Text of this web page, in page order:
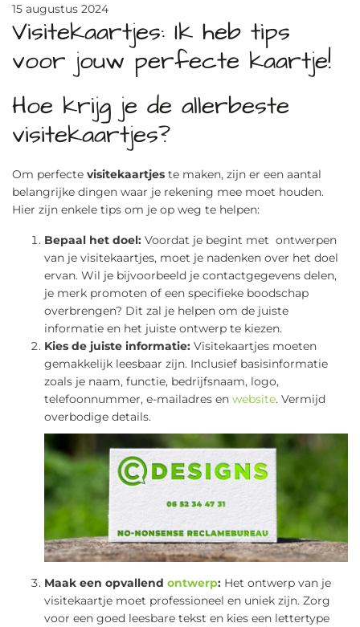
15 augustus 2024
Visitekaartjes: Ik heb tips
voor jouw perfecte kaartje!
Hoe krijg je de allerbeste
visitekaartjes?
Om perfecte visitekaartjes te maken, zijn er een aantal
belangrijke dingen waar je rekening mee moet houden.
Hier zijn enkele tips om je op weg te helpen:
Bepaal het doel: Voordat je begint met ontwerpen
van je visitekaartjes, moet je nadenken over het doel
ervan. Wil je bijvoorbeeld je contactgegevens delen,
je merk promoten of een specifieke boodschap
overbrengen? Dit zal je helpen om de juiste
informatie en het juiste ontwerp te kiezen.
Kies de juiste informatie: Visitekaartjes moeten
gemakkelijk leesbaar zijn. Inclusief basisinformatie
zoals je naam, functie, bedrijfsnaam, logo,
telefoonnummer, e-mailadres en website. Vermijd
overbodige details.
Maak een opvallend ontwerp: Het ontwerp van je
visitekaartje moet professioneel en uniek zijn. Zorg
voor een goed leesbare tekst en kies een lettertype